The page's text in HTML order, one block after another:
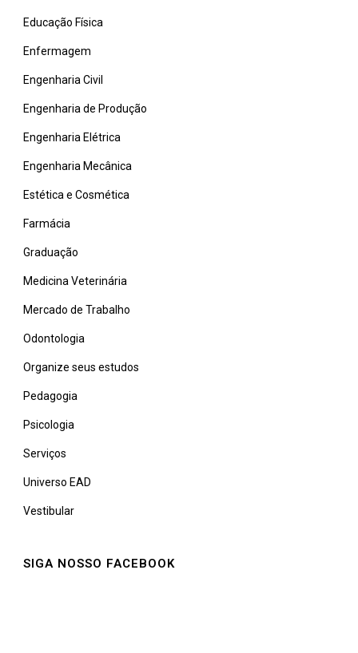
Educação Física
Enfermagem
Engenharia Civil
Engenharia de Produção
Engenharia Elétrica
Engenharia Mecânica
Estética e Cosmética
Farmácia
Graduação
Medicina Veterinária
Mercado de Trabalho
Odontologia
Organize seus estudos
Pedagogia
Psicologia
Serviços
Universo EAD
Vestibular
SIGA NOSSO FACEBOOK